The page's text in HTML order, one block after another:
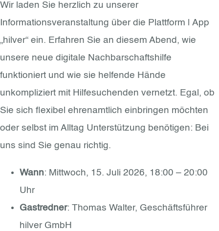
Wir laden Sie herzlich zu unserer
Informationsveranstaltung über die Plattform | App
„hilver“ ein. Erfahren Sie an diesem Abend, wie
unsere neue digitale Nachbarschaftshilfe
funktioniert und wie sie helfende Hände
unkompliziert mit Hilfesuchenden vernetzt. Egal, ob
Sie sich flexibel ehrenamtlich einbringen möchten
oder selbst im Alltag Unterstützung benötigen: Bei
uns sind Sie genau richtig.
Wann: Mittwoch, 15. Juli 2026, 18:00 – 20:00
Uhr
Gastredner: Thomas Walter, Geschäftsführer
hilver GmbH